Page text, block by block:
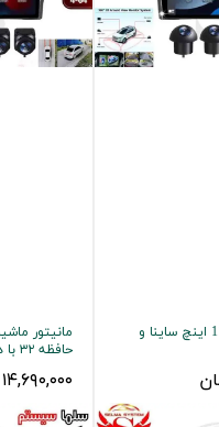
مانیتور فابریک 11 اینچ ساینا و
حافظه ۳۲ با دوربین دنده عقب
۱۴,۶۹۰,۰۰۰ تومان